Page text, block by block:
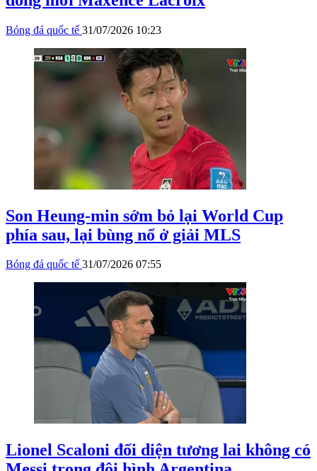
Bóng đá quốc tế 31/07/2026 10:23
Son Heung-min sớm bỏ lại World Cup
phía sau, lại bùng nổ ở giải MLS
Bóng đá quốc tế 31/07/2026 07:55
Lionel Scaloni đối diện tương lai không có